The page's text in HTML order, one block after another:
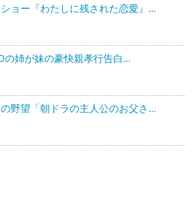
ョー『わたしに残された恋愛』…
の姉が妹の豪快親孝行告白…
野望「朝ドラの主人公のお父さ…